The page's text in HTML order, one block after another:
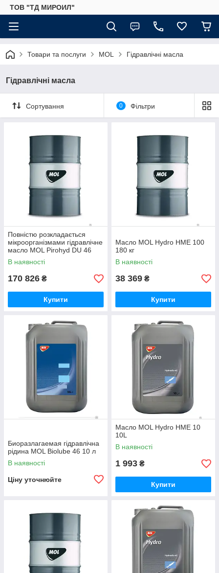
ТОВ "ТД МИРОИЛ"
Товари та послуги MOL Гідравлічні масла
Гідравлічні масла
Сортування 0 Фільтри
Повністю розкладається
мікроорганізмами гідравлічне
масло MOL Pirohyd DU 46
180 кг
В наявності
170 826 ₴
Купити
Масло MOL Hydro HME 100
180 кг
В наявності
38 369 ₴
Купити
Биоразлагаемая гідравлічна
рідина MOL Biolube 46 10 л
В наявності
Ціну уточнюйте
Масло MOL Hydro HME 10
10L
В наявності
1 993 ₴
Купити